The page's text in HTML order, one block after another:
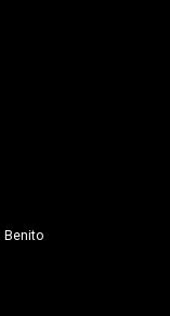
Benito